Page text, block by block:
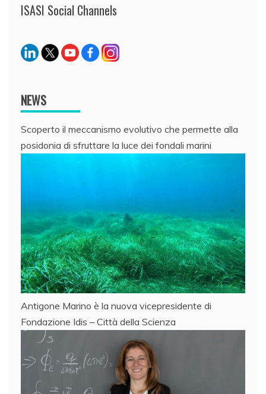
ISASI Social Channels
NEWS
Scoperto il meccanismo evolutivo che permette alla
posidonia di sfruttare la luce dei fondali marini
Antigone Marino è la nuova vicepresidente di
Fondazione Idis – Città della Scienza